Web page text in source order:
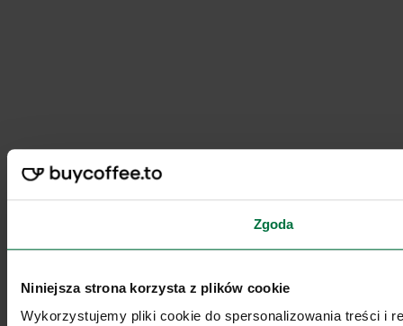
Zgoda
Niniejsza strona korzysta z plików cookie
Wykorzystujemy pliki cookie do spersonalizowania treści i